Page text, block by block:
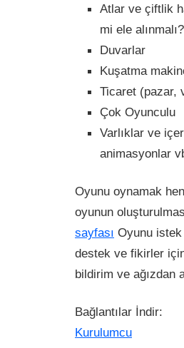
Atlar ve çiftlik
mi ele alınmalı?
Duvarlar
Kuşatma
Ticaret (pazar,
Çok Oyunculu
Varlıklar ve
animasyonlar
Oyunu oynamak
oyunun
sayfası Oyunu
destek ve fikirler
bildirim ve ağızdan
Bağlantılar İndir:
Kurulumcu